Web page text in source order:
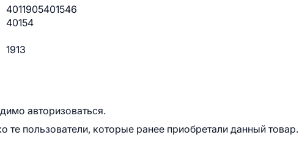
4011905401546
40154
1913
авторизоваться.
те пользователи, которые ранее приобретали данный товар.